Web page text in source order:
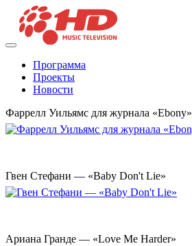
Программа
Проекты
Новости
Фаррелл Уильямс для журнала «Ebony»
Гвен Стефани — «Baby Don't Lie»
Ариана Гранде — «Love Me Harder»